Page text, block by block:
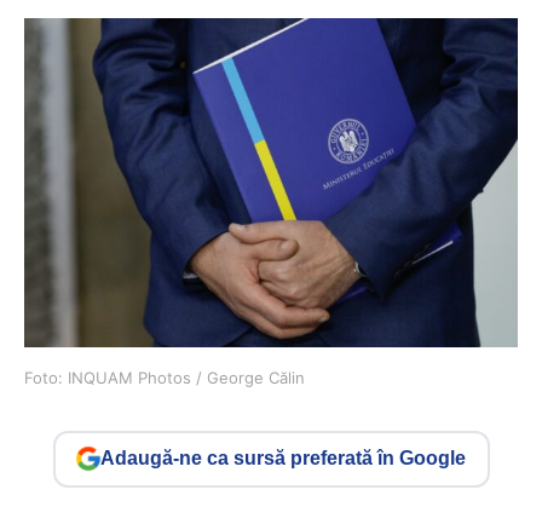
Foto: INQUAM Photos / George Călin
Adaugă-ne ca sursă preferată în Google